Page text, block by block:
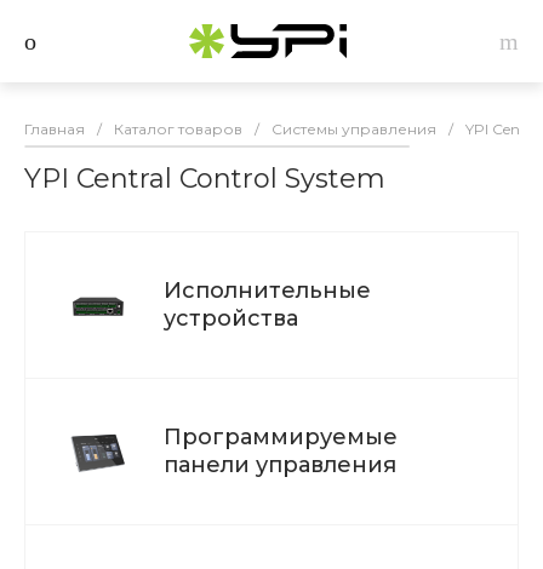
Главная / Каталог товаров / Системы управления / YPI
YPI Central Control System
Исполнительные
устройства
Программируемые
панели управления